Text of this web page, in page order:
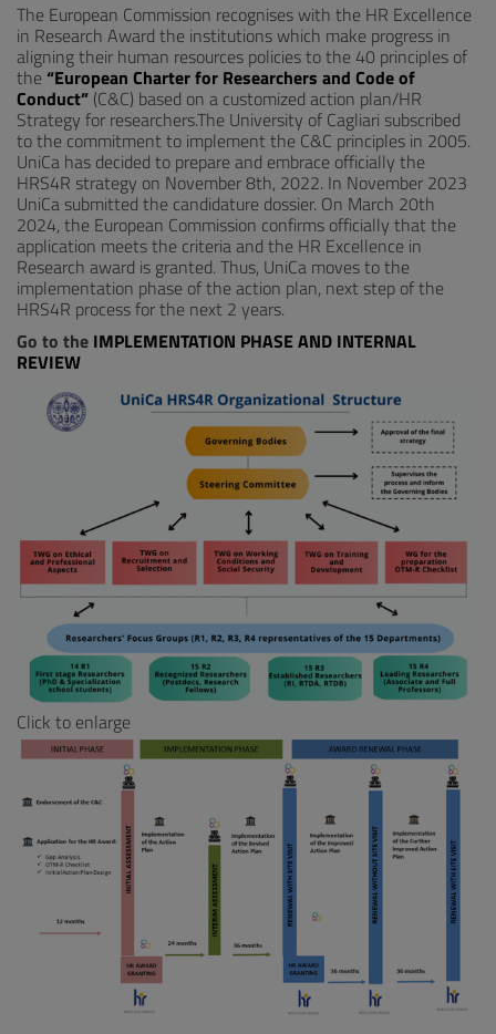
The European Commission recognises with the HR Excellence
in Research Award the institutions which make progress in
aligning their human resources policies to the 40 principles of
the“European Charter for Researchers and Code of
Conduct” (C&C) based on a customized action plan/HR
Strategy for researchers.The University of Cagliari subscribed
to the commitment to implement the C&C principles in 2005.
UniCa has decided to prepare and embrace officially the
HRS4R strategy on November 8th, 2022. In November 2023
UniCa submitted the candidature dossier. On March 20th
2024, the European Commission confirms officially that the
application meets the criteria and the HR Excellence in
Research award is granted. Thus, UniCa moves to the
implementation phase of the action plan, next step of the
HRS4R process for the next 2 years.
Go to the IMPLEMENTATION PHASE AND INTERNAL
REVIEW
Click to enlarge